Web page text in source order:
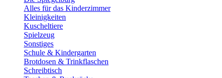
Alles für das Kinderzimmer
Kleinigkeiten
Kuscheltiere
Spielzeug
Sonstiges
Schule & Kindergarten
Brotdosen & Trinkflaschen
Schreibtisch